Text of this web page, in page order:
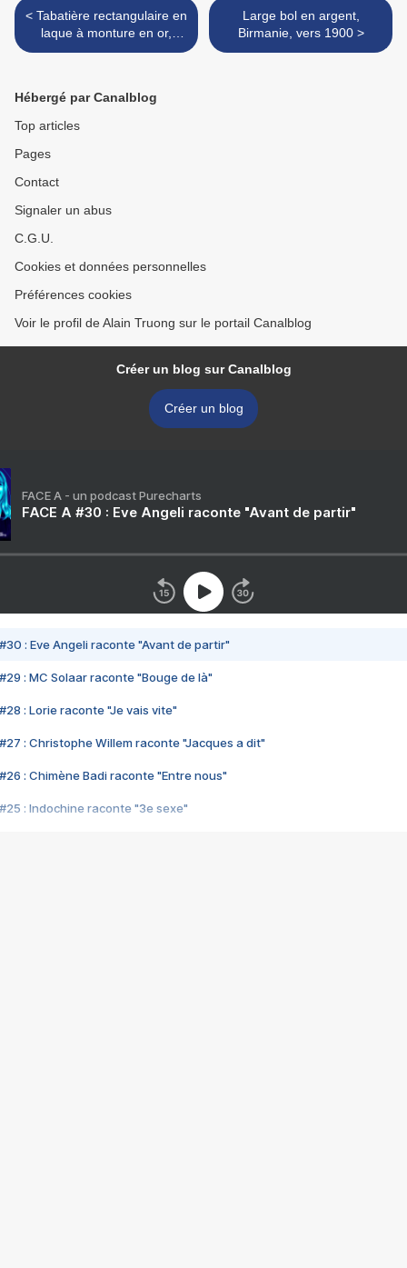
< Tabatière rectangulaire en
laque à monture en or,
Paris, 1750-1756
Large bol en argent,
Birmanie, vers 1900 >
Hébergé par Canalblog
Top articles
Pages
Contact
Signaler un abus
C.G.U.
Cookies et données personnelles
Préférences cookies
Voir le profil de Alain Truong sur le portail Canalblog
Créer un blog sur Canalblog
Créer un blog
FACE A - un podcast Purecharts
FACE A #30 : Eve Angeli raconte "Avant de partir"
#30 : Eve Angeli raconte "Avant de partir"
#29 : MC Solaar raconte "Bouge de là"
#28 : Lorie raconte "Je vais vite"
#27 : Christophe Willem raconte "Jacques a dit"
#26 : Chimène Badi raconte "Entre nous"
#25 : Indochine raconte "3e sexe"